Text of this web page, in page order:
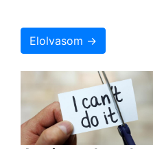
Elolvasom →